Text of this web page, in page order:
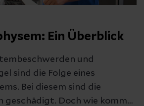
Ein Überblick
und
sind die Folge eines
Bei diesem sind die
geschädigt. Doch wie kommt